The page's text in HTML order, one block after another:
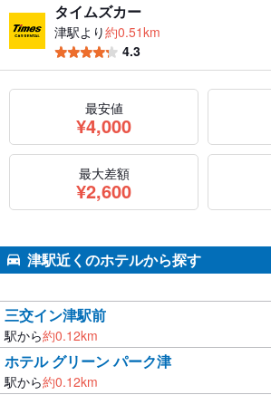
タイムズカー
津駅より約0.51km
4.3
最安値
¥4,000
円
最大差額
¥2,600
円
津駅近くのホテルから探す
三交イン津駅前
駅から約0.12km
ホテル グリーン パーク津
駅から約0.12km